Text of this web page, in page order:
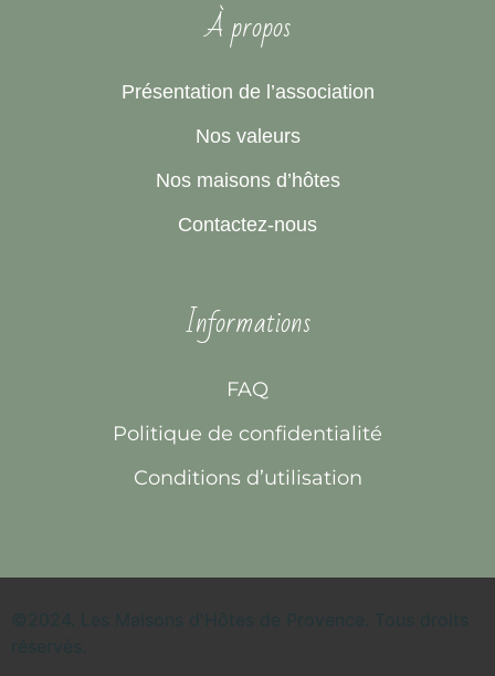
À propos
Présentation de l’association
Nos valeurs
Nos maisons d’hôtes
Contactez-nous
Informations
FAQ
Politique de confidentialité
Conditions d’utilisation